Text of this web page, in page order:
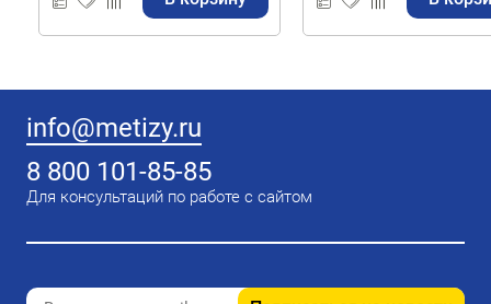
info@metizy.ru
8 800 101-85-85
Для консультаций по работе с сайтом